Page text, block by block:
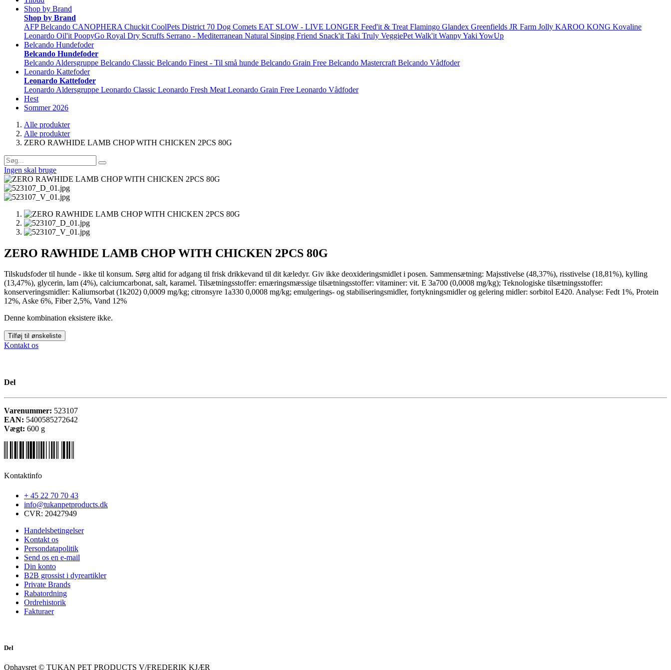
Shop by Brand
Shop by Brand
AFP Belcando CANOPHERA Chuckit CoolPets District 70 Dog Comets EAT SLOW - LIVE LONGER Feed'it & Treat Flamingo Glandex Greenfields JR Farm Jolly KAROO KONG Kovaline
Leonardo Oil'it PoopyGo Royal Dry Scruffs Serrano - Mediterranean Natural Singing Friend Snack'it Taki Truly VeggiePet Walk'it WanpyYaki YowUp
Belcando Hundefoder
Belcando Hundefoder
Belcando Aldersgruppe Belcando Classic Belcando Finest - Til små hunde Belcando Grain Free Belcando Mastercraft Belcando Vådfoder
Leonardo Kattefoder
Leonardo Kattefoder
Leonardo Aldersgruppe Leonardo Classic Leonardo Fresh Meat Leonardo Grain Free Leonardo Vådfoder
Hest
Sommer 2026
Alle produkter
Alle produkter
ZERO RAWHIDE LAMB CHOP WITH CHICKEN 2PCS 80G
Ingen skal bruge
ZERO RAWHIDE LAMB CHOP WITH CHICKEN 2PCS 80G
Tilskudsfoder til hunde - ikke til konsum. Sørg altid for adgang til frisk drikkevand til dit kæledyr. Giv ikke deoxideringsmidlet i posen. Sammensætning: Majsstivelse (48,37%), risstivelse (18,81%), kylling
(13,47%), glycerin, lam (4%), calciumcarbonat, salt, karamel. Tilsætningsstoffer: ernæringsmæssige tilsætningsstoffer: vitaminer: vit. E 3a700 (0,0008 mg/kg); Teknologiske tilsætningsstoffer:
konserveringsmidler: Kaliumsorbat (1k202) 0,0009 mg/kg; citronsyre 1a330 0,0008 mg/kg; emulgerings- og stabiliseringsmidler, fortykningsmidler og gelering midler: sorbitol E420. Analyse: Fedt 1%, Protein
12%, Aske 6%, Fiber 2,5%, Vand 12%
Denne kombination eksistere ikke.
Tilføj til ønskeliste
Kontakt os
Del
Varenummer: 523107
EAN: 5400585272642
Vægt: 600 g
Kontaktinfo
+ 45 22 70 70 43
info@tukanpetproducts.dk
CVR: 20427949
Handelsbetingelser
Kontakt os
Persondatapolitik
Send os en e-mail
Din konto
B2B grossist i dyreartikler
Private Brands
Rabatordning
Ordrehistorik
Fakturaer
Del
Ophavsret © TUKAN PET PRODUCTS V/FREDERIK KJÆR